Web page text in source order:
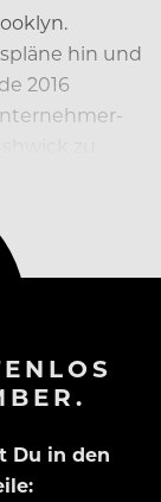
hin und
2016
Du in den